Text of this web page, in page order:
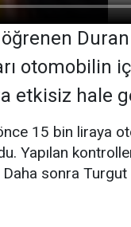
otomobilin
etkisiz hale
15 bin liraya
Yapılan
sonra Turgut